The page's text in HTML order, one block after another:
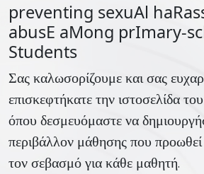
preventing sexuAl
abusE aMong prImary-
Students
Σας καλωσορίζουμε και σας
επισκεφτήκατε την ιστοσελίδα
όπου δεσμευόμαστε να
περιβάλλον μάθησης που
τον σεβασμό για κάθε μαθητή.